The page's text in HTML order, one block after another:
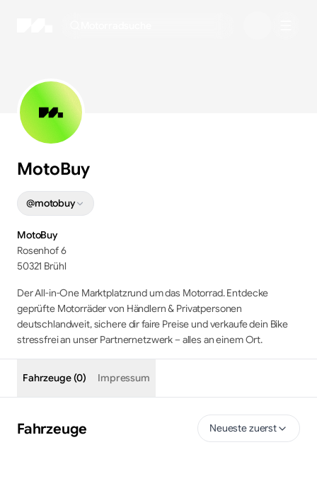
MotoBuy
@motobuy
MotoBuy
Rosenhof 6
50321 Brühl
Der All-in-One Marktplatzrund um das Motorrad. Entdecke
geprüfte Motorräder von Händlern & Privatpersonen
deutschlandweit, sichere dir faire Preise und verkaufe dein Bike
stressfrei an unser Partnernetzwerk – alles an einem Ort.
Fahrzeuge (0) Impressum
Fahrzeuge Neueste zuerst